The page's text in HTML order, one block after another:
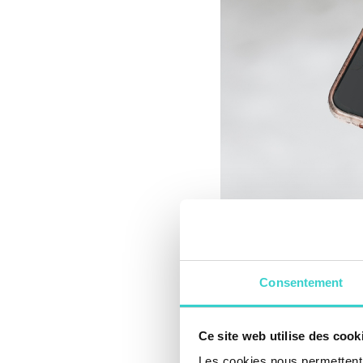
Consentement
Ce site web utilise des
Diagnostic du
Tout d'abord,